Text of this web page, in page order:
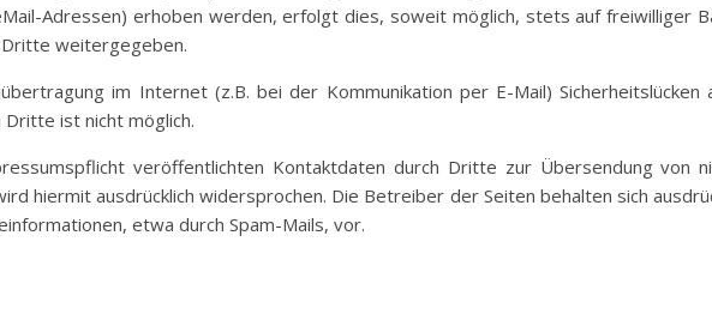
Adressen) erhoben werden, erfolgt dies, soweit möglich, stets auf freiwilliger
Dritte weitergegeben.
im Internet (z.B. bei der Kommunikation per E-Mail) Sicherheitslücken
ist nicht möglich.
veröffentlichten Kontaktdaten durch Dritte zur Übersendung von
hiermit ausdrücklich widersprochen. Die Betreiber der Seiten behalten sich
etwa durch Spam-Mails, vor.